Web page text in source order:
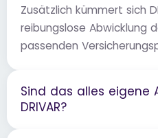
Zusätzlich kümmert sich
reibungslose Abwicklung
passenden
Sind das alles eigene
DRIVAR?